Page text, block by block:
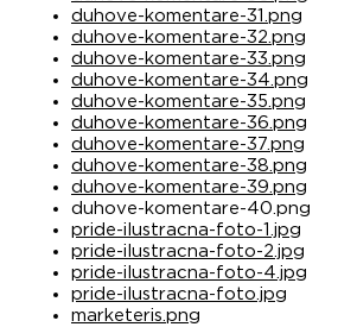
duhove-komentare-31.png
duhove-komentare-32.png
duhove-komentare-33.png
duhove-komentare-34.png
duhove-komentare-35.png
duhove-komentare-36.png
duhove-komentare-37.png
duhove-komentare-38.png
duhove-komentare-39.png
duhove-komentare-40.png
pride-ilustracna-foto-1.jpg
pride-ilustracna-foto-2.jpg
pride-ilustracna-foto-4.jpg
pride-ilustracna-foto.jpg
marketeris.png